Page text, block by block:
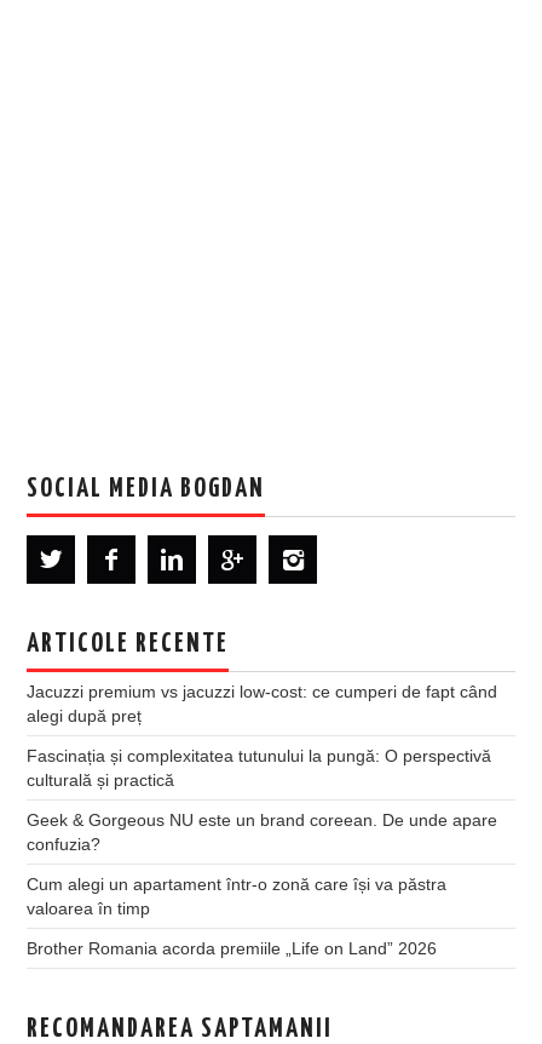
SOCIAL MEDIA BOGDAN
ARTICOLE RECENTE
Jacuzzi premium vs jacuzzi low-cost: ce cumperi de fapt când
alegi după preț
Fascinația și complexitatea tutunului la pungă: O perspectivă
culturală și practică
Geek & Gorgeous NU este un brand coreean. De unde apare
confuzia?
Cum alegi un apartament într-o zonă care își va păstra
valoarea în timp
Brother Romania acorda premiile „Life on Land” 2026
RECOMANDAREA SAPTAMANII